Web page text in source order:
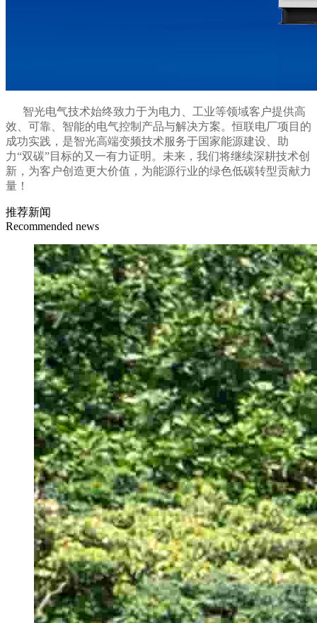
智光电气技术始终致力于为电力、工业等领域客户提供高
效、可靠、智能的电气控制产品与解决方案。恒联电厂项目的
成功实践，是智光高端变频技术服务于国家能源建设、助
力“双碳”目标的又一有力证明。未来，我们将继续深耕技术创
新，为客户创造更大价值，为能源行业的绿色低碳转型贡献力
量！
推荐新闻
Recommended news